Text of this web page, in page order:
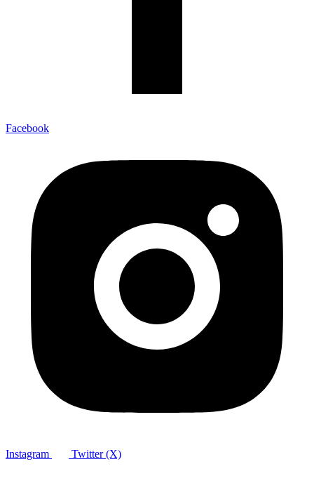
Facebook
Instagram Twitter (X)